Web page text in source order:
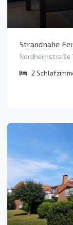
Strandnahe
Nordheimstraße
2